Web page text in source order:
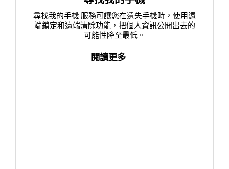
尋找我的手機 服務可讓您在遺失手機時，使用遠
端鎖定和遠端清除功能，把個人資訊公開出去的
可能性降至最低。
閱讀更多